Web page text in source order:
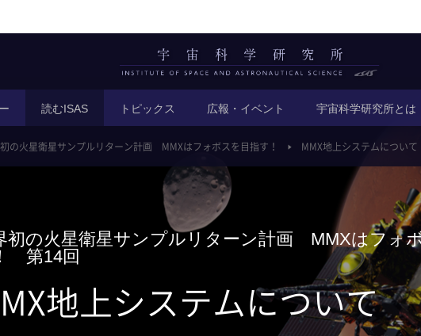
読むISAS トピックス 広報・イベント 宇宙科学研究所とは
の火星衛星サンプルリターン計画 MMXはフォボスを目指す！ MMX地上システムについて
初の火星衛星サンプルリターン計画 MMXはフォ
第14回
地上システムについて